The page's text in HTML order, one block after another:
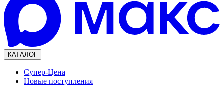
КАТАЛОГ
Супер-Цена
Новые поступления